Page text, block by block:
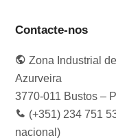
e
o
o
k
t
g
r
a
m
t
e
r
d
I
Contacte-nos
Zona Industrial
Azurveira
3770-011 Bustos –
(+351) 234 751
nacional)